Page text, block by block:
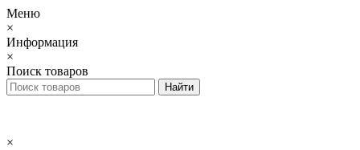
Меню
×
Информация
×
Поиск товаров
×